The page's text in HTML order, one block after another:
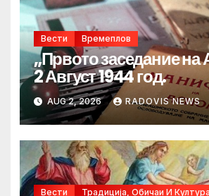
Вести Времеплов
„Првото заседание
2 Август 1944 год.
AUG 2, 2026 RADOVIS NEWS
Вести Традиција, Обичаи И Култура